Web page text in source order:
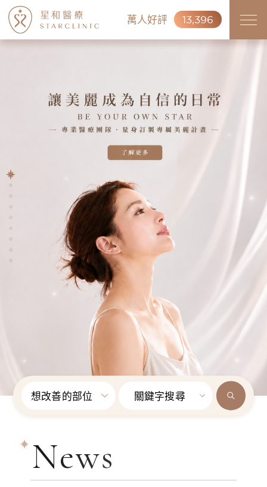
萬人好評 13,396
想改善的部位 關鍵字搜尋
News